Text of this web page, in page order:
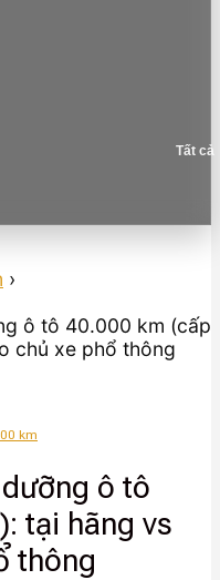
Tất cả
›
ô tô 40.000 km (cấp
chủ xe phổ thông
km
ô tô
tại hãng vs
thông